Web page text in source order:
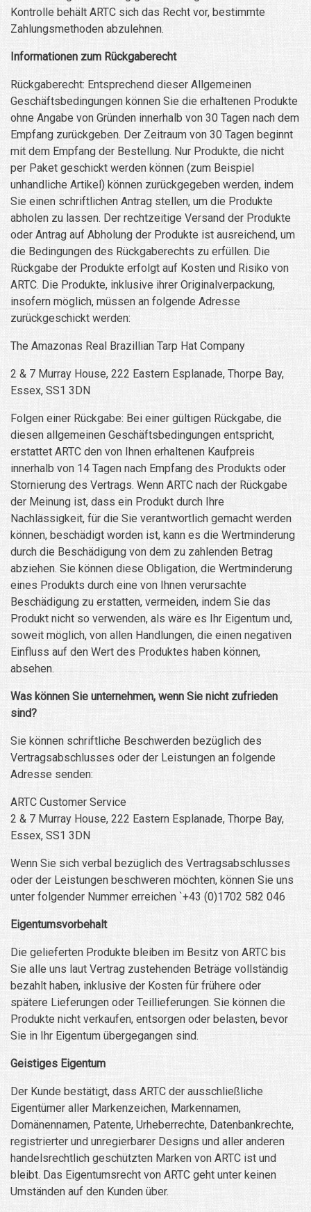
Kontrolle behält ARTC sich das Recht vor, bestimmte
Zahlungsmethoden abzulehnen.
Informationen zum Rückgaberecht
Rückgaberecht: Entsprechend dieser Allgemeinen
Geschäftsbedingungen können Sie die erhaltenen Produkte
ohne Angabe von Gründen innerhalb von 30 Tagen nach dem
Empfang zurückgeben. Der Zeitraum von 30 Tagen beginnt
mit dem Empfang der Bestellung. Nur Produkte, die nicht
per Paket geschickt werden können (zum Beispiel
unhandliche Artikel) können zurückgegeben werden, indem
Sie einen schriftlichen Antrag stellen, um die Produkte
abholen zu lassen. Der rechtzeitige Versand der Produkte
oder Antrag auf Abholung der Produkte ist ausreichend, um
die Bedingungen des Rückgaberechts zu erfüllen. Die
Rückgabe der Produkte erfolgt auf Kosten und Risiko von
ARTC. Die Produkte, inklusive ihrer Originalverpackung,
insofern möglich, müssen an folgende Adresse
zurückgeschickt werden:
The Amazonas Real Brazillian Tarp Hat Company
2 & 7 Murray House, 222 Eastern Esplanade, Thorpe Bay,
Essex, SS1 3DN
Folgen einer Rückgabe: Bei einer gültigen Rückgabe, die
diesen allgemeinen Geschäftsbedingungen entspricht,
erstattet ARTC den von Ihnen erhaltenen Kaufpreis
innerhalb von 14 Tagen nach Empfang des Produkts oder
Stornierung des Vertrags. Wenn ARTC nach der Rückgabe
der Meinung ist, dass ein Produkt durch Ihre
Nachlässigkeit, für die Sie verantwortlich gemacht werden
können, beschädigt worden ist, kann es die Wertminderung
durch die Beschädigung von dem zu zahlenden Betrag
abziehen. Sie können diese Obligation, die Wertminderung
eines Produkts durch eine von Ihnen verursachte
Beschädigung zu erstatten, vermeiden, indem Sie das
Produkt nicht so verwenden, als wäre es Ihr Eigentum und,
soweit möglich, von allen Handlungen, die einen negativen
Einfluss auf den Wert des Produktes haben können,
absehen.
Was können Sie unternehmen, wenn Sie nicht zufrieden
sind?
Sie können schriftliche Beschwerden bezüglich des
Vertragsabschlusses oder der Leistungen an folgende
Adresse senden:
ARTC Customer Service
2 & 7 Murray House, 222 Eastern Esplanade, Thorpe Bay,
Essex, SS1 3DN
Wenn Sie sich verbal bezüglich des Vertragsabschlusses
oder der Leistungen beschweren möchten, können Sie uns
unter folgender Nummer erreichen `+43 (0)1702 582 046
Eigentumsvorbehalt
Die gelieferten Produkte bleiben im Besitz von ARTC bis
Sie alle uns laut Vertrag zustehenden Beträge vollständig
bezahlt haben, inklusive der Kosten für frühere oder
spätere Lieferungen oder Teillieferungen. Sie können die
Produkte nicht verkaufen, entsorgen oder belasten, bevor
Sie in Ihr Eigentum übergegangen sind.
Geistiges Eigentum
Der Kunde bestätigt, dass ARTC der ausschließliche
Eigentümer aller Markenzeichen, Markennamen,
Domänennamen, Patente, Urheberrechte, Datenbankrechte,
registrierter und unregierbarer Designs und aller anderen
handelsrechtlich geschützten Marken von ARTC ist und
bleibt. Das Eigentumsrecht von ARTC geht unter keinen
Umständen auf den Kunden über.